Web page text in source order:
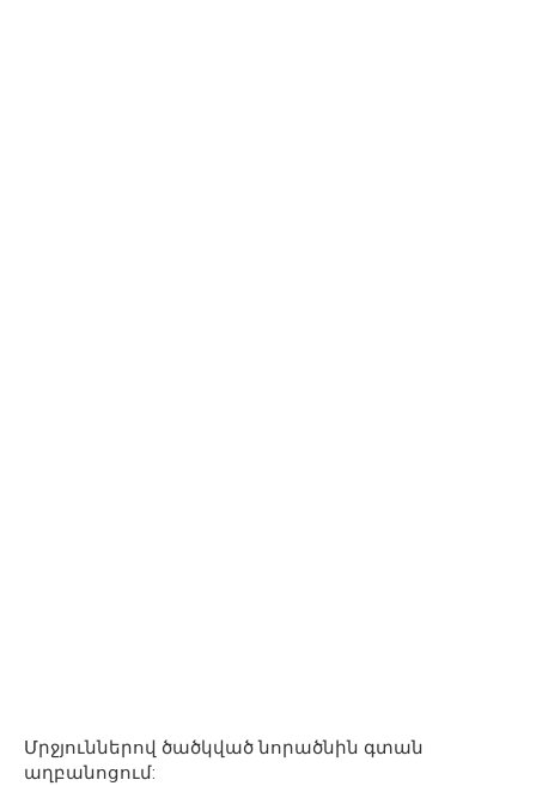
Մրջյուններով ծածկված նորածնին գտան
աղբանոցում: